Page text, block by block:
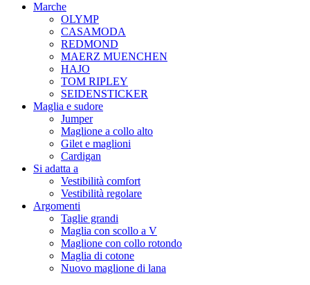
Marche
OLYMP
CASAMODA
REDMOND
MAERZ MUENCHEN
HAJO
TOM RIPLEY
SEIDENSTICKER
Maglia e sudore
Jumper
Maglione a collo alto
Gilet e maglioni
Cardigan
Si adatta a
Vestibilità comfort
Vestibilità regolare
Argomenti
Taglie grandi
Maglia con scollo a V
Maglione con collo rotondo
Maglia di cotone
Nuovo maglione di lana